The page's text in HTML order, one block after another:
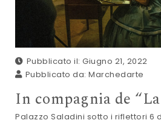
Pubblicato il: Giugno 21, 2022
Pubblicato da: Marchedarte
In compagnia de
Palazzo Saladini sotto i riflettori 6